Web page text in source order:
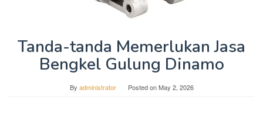
Tanda-tanda Memerlukan Jasa
Bengkel Gulung Dinamo
By administrator Posted onMay 2, 2026